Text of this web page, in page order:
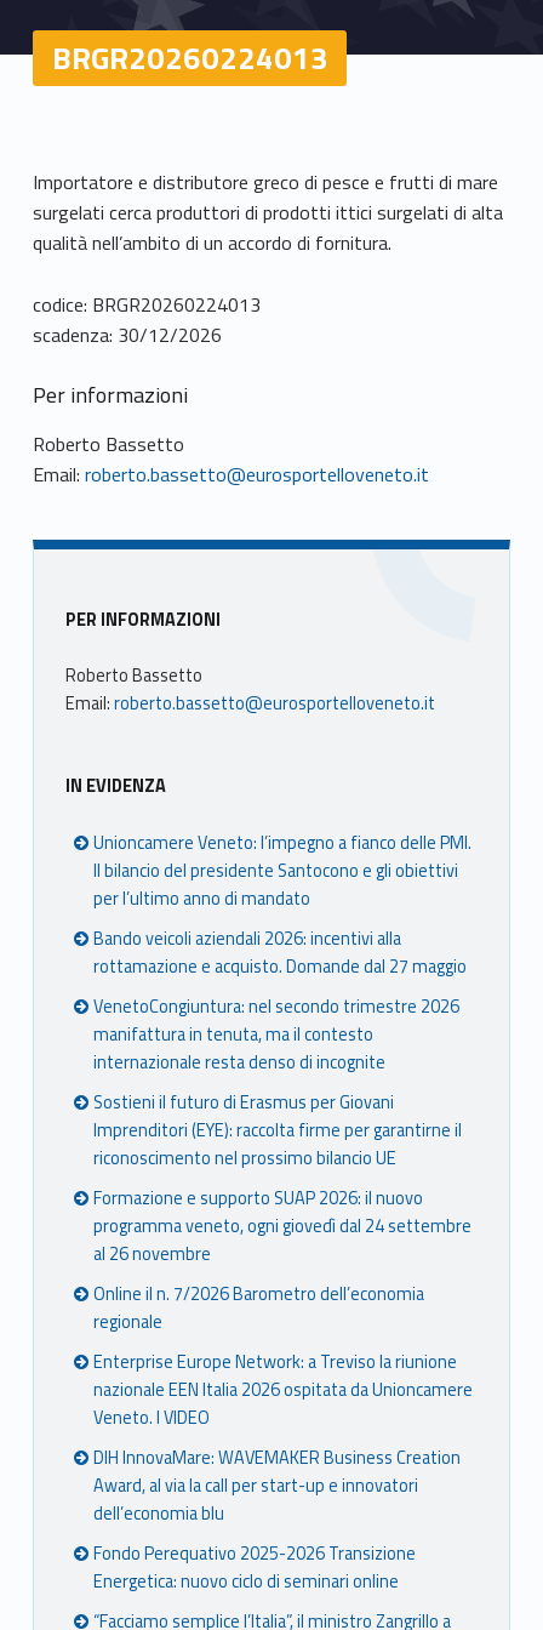
BRGR20260224013
Importatore e distributore greco di pesce e frutti di mare
surgelati cerca produttori di prodotti ittici surgelati di alta
qualità nell’ambito di un accordo di fornitura.
codice: BRGR20260224013
scadenza: 30/12/2026
Per informazioni
Roberto Bassetto
Email: roberto.bassetto@eurosportelloveneto.it
Sidebar
PER INFORMAZIONI
Roberto Bassetto
Email:roberto.bassetto@eurosportelloveneto.it
IN EVIDENZA
Unioncamere Veneto: l’impegno a fianco delle PMI.
Il bilancio del presidente Santocono e gli obiettivi
per l’ultimo anno di mandato
Bando veicoli aziendali 2026: incentivi alla
rottamazione e acquisto. Domande dal 27 maggio
VenetoCongiuntura: nel secondo trimestre 2026
manifattura in tenuta, ma il contesto
internazionale resta denso di incognite
Sostieni il futuro di Erasmus per Giovani
Imprenditori (EYE): raccolta firme per garantirne il
riconoscimento nel prossimo bilancio UE
Formazione e supporto SUAP 2026: il nuovo
programma veneto, ogni giovedì dal 24 settembre
al 26 novembre
Online il n. 7/2026 Barometro dell’economia
regionale
Enterprise Europe Network: a Treviso la riunione
nazionale EEN Italia 2026 ospitata da Unioncamere
Veneto. I VIDEO
DIH InnovaMare: WAVEMAKER Business Creation
Award, al via la call per start-up e innovatori
dell’economia blu
Fondo Perequativo 2025-2026 Transizione
Energetica: nuovo ciclo di seminari online
“Facciamo semplice l’Italia”, il ministro Zangrillo a